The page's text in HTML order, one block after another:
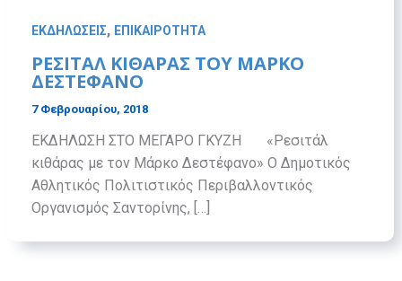
ΕΚΔΗΛΩΣΕΙΣ, ΕΠΙΚΑΙΡΟΤΗΤΑ
PΕΣΙΤΑΛ ΚΙΘΑΡΑΣ ΤΟΥ ΜAΡΚO
ΔΕΣΤΕΦΑΝΟ
7 Φεβρουαρίου, 2018
ΕΚΔΗΛΩΣΗ ΣΤΟ ΜΕΓΑΡΟ ΓΚΥΖΗ «Ρεσιτάλ
κιθάρας με τον Μάρκο Δεστέφανο» Ο Δημοτικός
Αθλητικός Πολιτιστικός Περιβαλλοντικός
Οργανισμός Σαντορίνης, […]